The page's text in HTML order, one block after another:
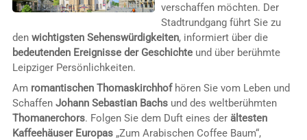
verschaffen möchten. Der
Stadtrundgang führt Sie zu
den wichtigsten Sehenswürdigkeiten, informiert über die
bedeutenden Ereignisse der Geschichteund über berühmte
Leipziger Persönlichkeiten.
Am romantischen Thomaskirchhofhören Sie vom Leben und
Schaffen Johann Sebastian Bachsund des weltberühmten
Thomanerchors. Folgen Sie dem Duft eines der ältesten
Kaffeehäuser Europas„Zum Arabischen Coffee Baum“,